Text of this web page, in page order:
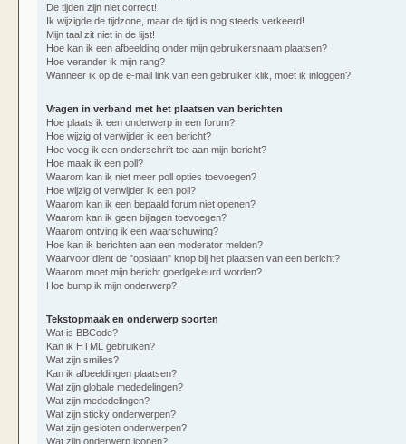
De tijden zijn niet correct!
Ik wijzigde de tijdzone, maar de tijd is nog steeds verkeerd!
Mijn taal zit niet in de lijst!
Hoe kan ik een afbeelding onder mijn gebruikersnaam plaatsen?
Hoe verander ik mijn rang?
Wanneer ik op de e-mail link van een gebruiker klik, moet ik inloggen?
Vragen in verband met het plaatsen van berichten
Hoe plaats ik een onderwerp in een forum?
Hoe wijzig of verwijder ik een bericht?
Hoe voeg ik een onderschrift toe aan mijn bericht?
Hoe maak ik een poll?
Waarom kan ik niet meer poll opties toevoegen?
Hoe wijzig of verwijder ik een poll?
Waarom kan ik een bepaald forum niet openen?
Waarom kan ik geen bijlagen toevoegen?
Waarom ontving ik een waarschuwing?
Hoe kan ik berichten aan een moderator melden?
Waarvoor dient de "opslaan" knop bij het plaatsen van een bericht?
Waarom moet mijn bericht goedgekeurd worden?
Hoe bump ik mijn onderwerp?
Tekstopmaak en onderwerp soorten
Wat is BBCode?
Kan ik HTML gebruiken?
Wat zijn smilies?
Kan ik afbeeldingen plaatsen?
Wat zijn globale mededelingen?
Wat zijn mededelingen?
Wat zijn sticky onderwerpen?
Wat zijn gesloten onderwerpen?
Wat zijn onderwerp iconen?